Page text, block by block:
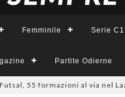
Femminile Serie C1
Partite Odierne
formazioni al via nel Lazio: la